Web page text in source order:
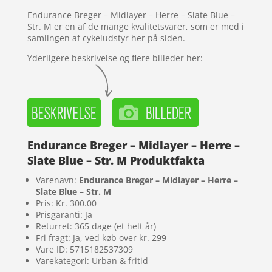
mmelser
Endurance Breger – Midlayer – Herre – Slate Blue –
Str. M er en af de mange kvalitetsvarer, som er med i
samlingen af cykeludstyr her på siden.
Yderligere beskrivelse og flere billeder her:
Endurance Breger – Midlayer – Herre –
Slate Blue – Str. M Produktfakta
Varenavn: Endurance Breger – Midlayer – Herre –
Slate Blue – Str. M
Pris: Kr. 300.00
Prisgaranti: Ja
Returret: 365 dage (et helt år)
Fri fragt: Ja, ved køb over kr. 299
Vare ID: 5715182537309
Varekategori: Urban & fritid